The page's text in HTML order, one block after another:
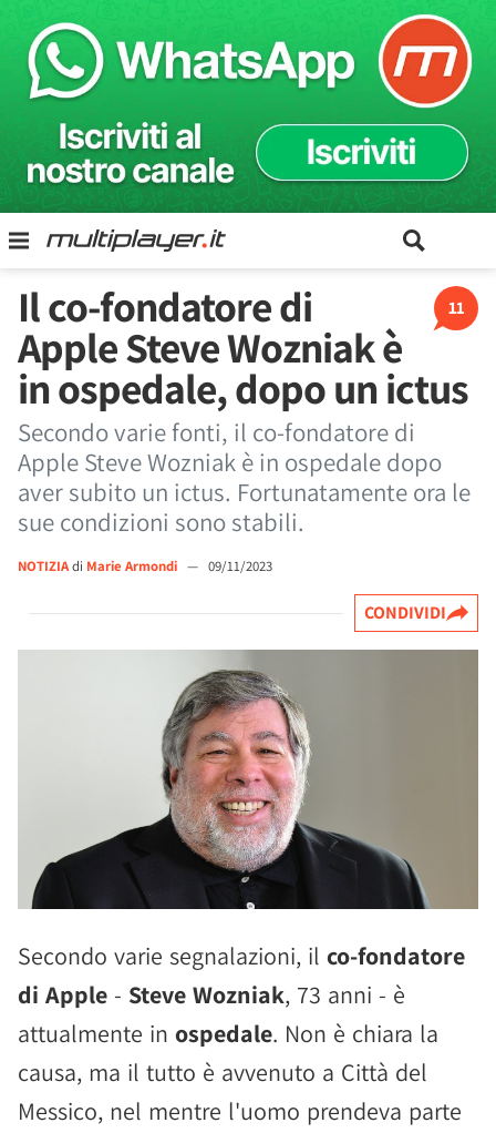
11
Il co-fondatore di
Apple Steve Wozniak è
in ospedale, dopo un ictus
Secondo varie fonti, il co-fondatore di
Apple Steve Wozniak è in ospedale dopo
aver subito un ictus. Fortunatamente ora le
sue condizioni sono stabili.
NOTIZIAdi Marie Armondi — 09/11/2023
CONDIVIDI
Secondo varie segnalazioni, il co-fondatore
di Apple - Steve Wozniak, 73 anni - è
attualmente in ospedale. Non è chiara la
causa, ma il tutto è avvenuto a Città del
Messico, nel mentre l'uomo prendeva parte